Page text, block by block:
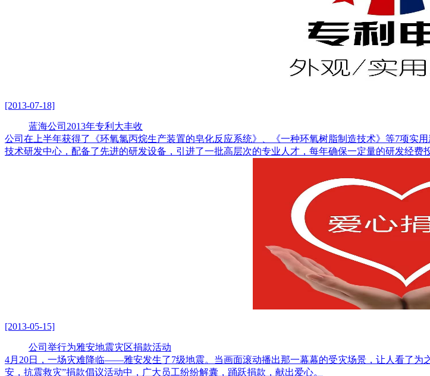
[2013-07-18]
蓝海公司2013年专利大丰收
公司在上半年获得了《环氧氯丙烷生产装置的皂化反应系统》、《一种环氧树脂制造技术》等7项实
技术研发中心，配备了先进的研发设备，引进了一批高层次的专业人才，每年确保一定量的研发经费
[2013-05-15]
公司举行为雅安地震灾区捐款活动
4月20日，一场灾难降临——雅安发生了7级地震。当画面滚动播出那一幕幕的受灾场景，让人看了
安，抗震救灾”捐款倡议活动中，广大员工纷纷解囊，踊跃捐款，献出爱心。